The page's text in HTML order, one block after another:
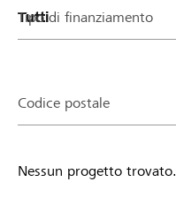
Tipo di finanziamento
Codice postale
Nessun progetto trovato.